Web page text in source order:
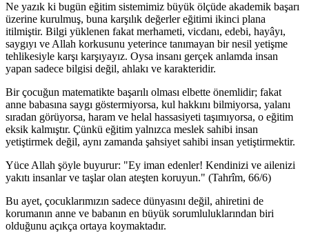
Ne yazık ki bugün eğitim sistemimiz büyük ölçüde akademik başarı
üzerine kurulmuş, buna karşılık değerler eğitimi ikinci plana
itilmiştir. Bilgi yüklenen fakat merhameti, vicdanı, edebi, hayâyı,
saygıyı ve Allah korkusunu yeterince tanımayan bir nesil yetişme
tehlikesiyle karşı karşıyayız. Oysa insanı gerçek anlamda insan
yapan sadece bilgisi değil, ahlakı ve karakteridir.
Bir çocuğun matematikte başarılı olması elbette önemlidir; fakat
anne babasına saygı göstermiyorsa, kul hakkını bilmiyorsa, yalanı
sıradan görüyorsa, haram ve helal hassasiyeti taşımıyorsa, o eğitim
eksik kalmıştır. Çünkü eğitim yalnızca meslek sahibi insan
yetiştirmek değil, aynı zamanda şahsiyet sahibi insan yetiştirmektir.
Yüce Allah şöyle buyurur: "Ey iman edenler! Kendinizi ve ailenizi
yakıtı insanlar ve taşlar olan ateşten koruyun." (Tahrîm, 66/6)
Bu ayet, çocuklarımızın sadece dünyasını değil, ahiretini de
korumanın anne ve babanın en büyük sorumluluklarından biri
olduğunu açıkça ortaya koymaktadır.